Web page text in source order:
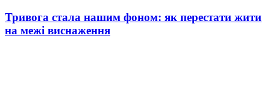
Тривога стала нашим фоном: як перестати жити
на межі виснаження